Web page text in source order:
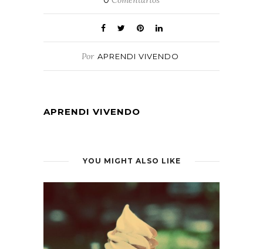
Por APRENDI VIVENDO
APRENDI VIVENDO
YOU MIGHT ALSO LIKE